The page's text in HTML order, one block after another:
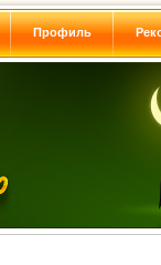
Профиль